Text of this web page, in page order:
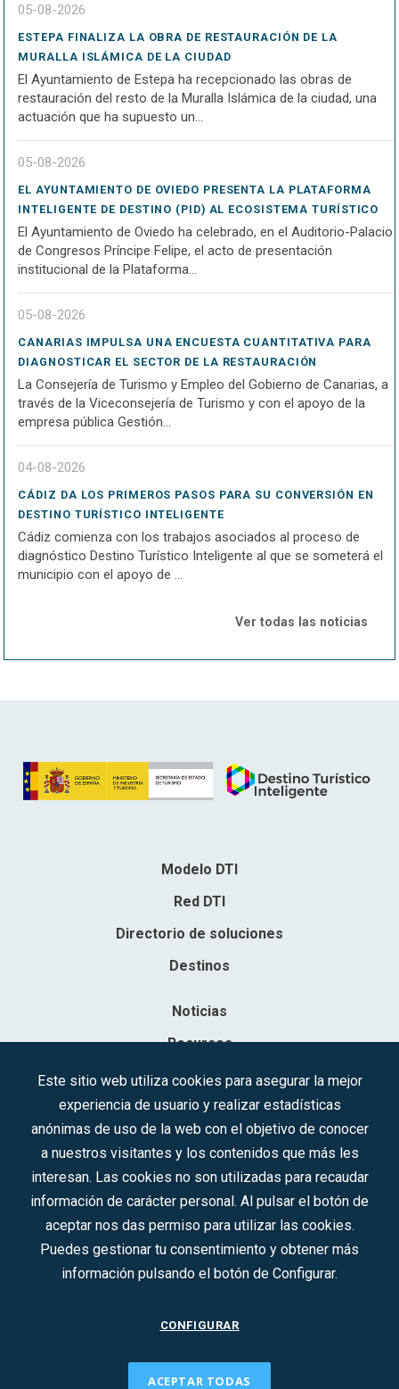
05-08-2026
ESTEPA FINALIZA LA OBRA DE RESTAURACIÓN DE LA
MURALLA ISLÁMICA DE LA CIUDAD
El Ayuntamiento de Estepa ha recepcionado las obras de
restauración del resto de la Muralla Islámica de la ciudad, una
actuación que ha supuesto un...
05-08-2026
EL AYUNTAMIENTO DE OVIEDO PRESENTA LA PLATAFORMA
INTELIGENTE DE DESTINO (PID) AL ECOSISTEMA TURÍSTICO
El Ayuntamiento de Oviedo ha celebrado, en el Auditorio-Palacio
de Congresos Príncipe Felipe, el acto de presentación
institucional de la Plataforma...
05-08-2026
CANARIAS IMPULSA UNA ENCUESTA CUANTITATIVA PARA
DIAGNOSTICAR EL SECTOR DE LA RESTAURACIÓN
La Consejería de Turismo y Empleo del Gobierno de Canarias, a
través de la Viceconsejería de Turismo y con el apoyo de la
empresa pública Gestión...
04-08-2026
CÁDIZ DA LOS PRIMEROS PASOS PARA SU CONVERSIÓN EN
DESTINO TURÍSTICO INTELIGENTE
Cádiz comienza con los trabajos asociados al proceso de
diagnóstico Destino Turístico Inteligente al que se someterá el
municipio con el apoyo de ...
Ver todas las noticias
Modelo DTI
Red DTI
Directorio de soluciones
Destinos
Noticias
Recursos
Contacto
Sociedad Mercantil Estatal para la Gestión de la Innovación y las
C.I.F.: A-81/874.984
Síguenos en redes sociales:
CONTACTO
Este sitio web utiliza cookies para asegurar la mejor
experiencia de usuario y realizar estadísticas
anónimas de uso de la web con el objetivo de conocer
a nuestros visitantes y los contenidos que más les
interesan. Las cookies no son utilizadas para recaudar
información de carácter personal. Al pulsar el botón de
aceptar nos das permiso para utilizar las cookies.
Puedes gestionar tu consentimiento y obtener más
información pulsando el botón de Configurar.
CONFIGURAR
ACEPTAR TODAS